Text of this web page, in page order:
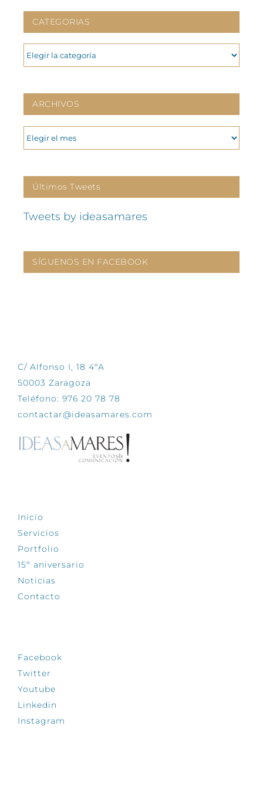
CATEGORIAS
CATEGORIAS
ARCHIVOS
ARCHIVOS
Últimos Tweets
Tweets by ideasamares
SÍGUENOS EN FACEBOOK
C/ Alfonso I, 18 4ºA
50003 Zaragoza
Teléfono: 976 20 78 78
contactar@ideasamares.com
Inicio
Servicios
Portfolio
15º aniversario
Noticias
Contacto
Facebook
Twitter
Youtube
Linkedin
Instagram